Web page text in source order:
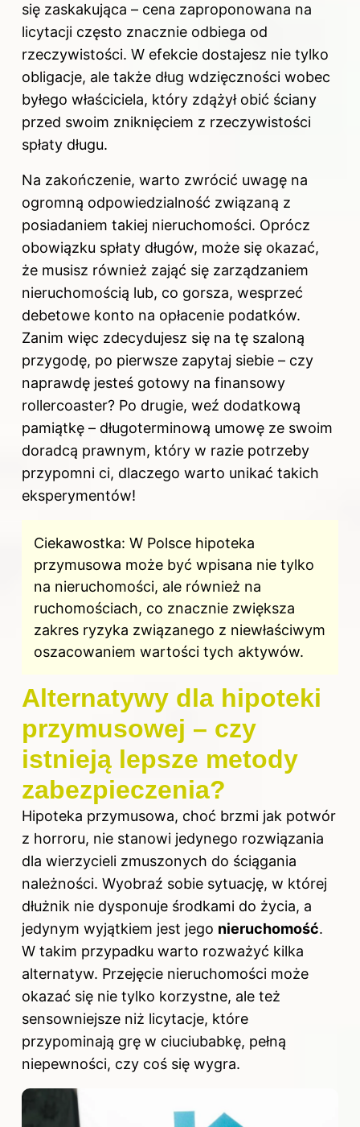
się zaskakująca – cena zaproponowana na
licytacji często znacznie odbiega od
rzeczywistości. W efekcie dostajesz nie tylko
obligacje, ale także dług wdzięczności wobec
byłego właściciela, który zdążył obić ściany
przed swoim zniknięciem z rzeczywistości
spłaty długu.
Na zakończenie, warto zwrócić uwagę na
ogromną odpowiedzialność związaną z
posiadaniem takiej nieruchomości. Oprócz
obowiązku spłaty długów, może się okazać,
że musisz również zająć się zarządzaniem
nieruchomością lub, co gorsza, wesprzeć
debetowe konto na opłacenie podatków.
Zanim więc zdecydujesz się na tę szaloną
przygodę, po pierwsze zapytaj siebie – czy
naprawdę jesteś gotowy na finansowy
rollercoaster? Po drugie, weź dodatkową
pamiątkę – długoterminową umowę ze swoim
doradcą prawnym, który w razie potrzeby
przypomni ci, dlaczego warto unikać takich
eksperymentów!
Ciekawostka: W Polsce hipoteka
przymusowa może być wpisana nie tylko
na nieruchomości, ale również na
ruchomościach, co znacznie zwiększa
zakres ryzyka związanego z niewłaściwym
oszacowaniem wartości tych aktywów.
Alternatywy dla hipoteki
przymusowej – czy
istnieją lepsze metody
zabezpieczenia?
Hipoteka przymusowa, choć brzmi jak potwór
z horroru, nie stanowi jedynego rozwiązania
dla wierzycieli zmuszonych do ściągania
należności. Wyobraź sobie sytuację, w której
dłużnik nie dysponuje środkami do życia, a
jedynym wyjątkiem jest jego nieruchomość.
W takim przypadku warto rozważyć kilka
alternatyw. Przejęcie nieruchomości może
okazać się nie tylko korzystne, ale też
sensowniejsze niż licytacje, które
przypominają grę w ciuciubabkę, pełną
niepewności, czy coś się wygra.